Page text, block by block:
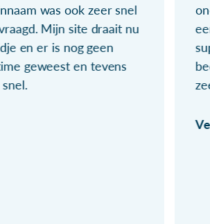
was ook zeer snel
Mijn site draait nu
en er is nog geen
geweest en tevens